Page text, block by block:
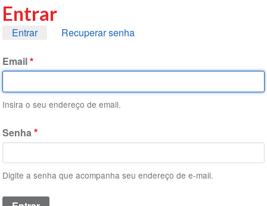
Entrar
Abas
Entrar Recuperar senha
Email
Insira o seu endereço de email.
Senha
Digite a senha que acompanha seu endereço de e-mail.